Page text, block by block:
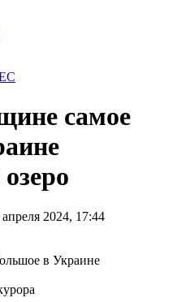
самое
2024, 17:44